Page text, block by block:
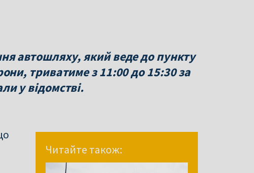
автошляху, який веде до пункту
триватиме з 11:00 до 15:30 за
у відомстві.
Читайте також: